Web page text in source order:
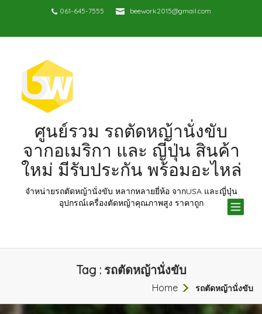
061-645-7555 beework2015@gmail.com
ศูนย์รวม รถตัดหญ้านั่งขับ
จากอเมริกา และ ญี่ปุ่น สินค้า
ใหม่ มีรับประกัน พร้อมอะไหล่
จำหน่ายรถตัดหญ้านั่งขับ หลากหลายยี่ห้อ จากUSA และญี่ปุ่น
อุปกรณ์เครื่องตัดหญ้าคุณภาพสูง ราคาถูก
Tag : รถตัดหญ้านั่งขับ
Home รถตัดหญ้านั่งขับ